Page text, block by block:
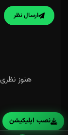
ارسال نظر
هنوز
نصب اپلیکیشن